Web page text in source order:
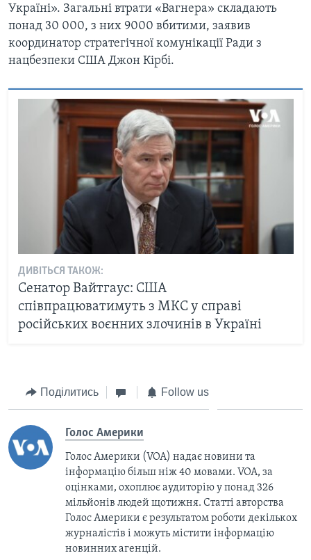
Україні». Загальні втрати «Вагнера» складають
понад 30 000, з них 9000 вбитими, заявив
координатор стратегічної комунікації Ради з
нацбезпеки США Джон Кірбі.
ДИВІТЬСЯ ТАКОЖ:
Сенатор Вайтгаус: США
співпрацюватимуть з МКС у справі
російських воєнних злочинів в Україні
Поділитись Follow us
Голос Америки
Голос Америки (VOA) надає новини та
інформацію більш ніж 40 мовами. VOA, за
оцінками, охоплює аудиторію у понад 326
мільйонів людей щотижня. Статті авторства
Голос Америки є результатом роботи декількох
журналістів і можуть містити інформацію
новинних агенцій.